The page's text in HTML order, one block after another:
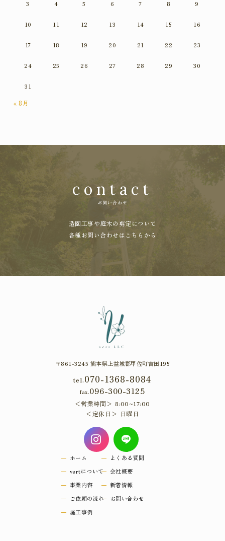
3 4 5 6 7 8 9
10 11 12 13 14 15 16
17 18 19 20 21 22 23
24 25 26 27 28 29 30
31
« 8月
contact
お問い合わせ
造園工事や庭木の剪定について
各種お問い合わせはこちらから
〒861-3245 熊本県上益城郡甲佐町吉田195
tel.070-1368-8084
fax.096-300-3125
営業時間
8:00~17:00
定休日
日曜日
ホーム
vertについて
事業内容
ご依頼の流れ
施工事例
よくある質問
会社概要
新着情報
お問い合わせ